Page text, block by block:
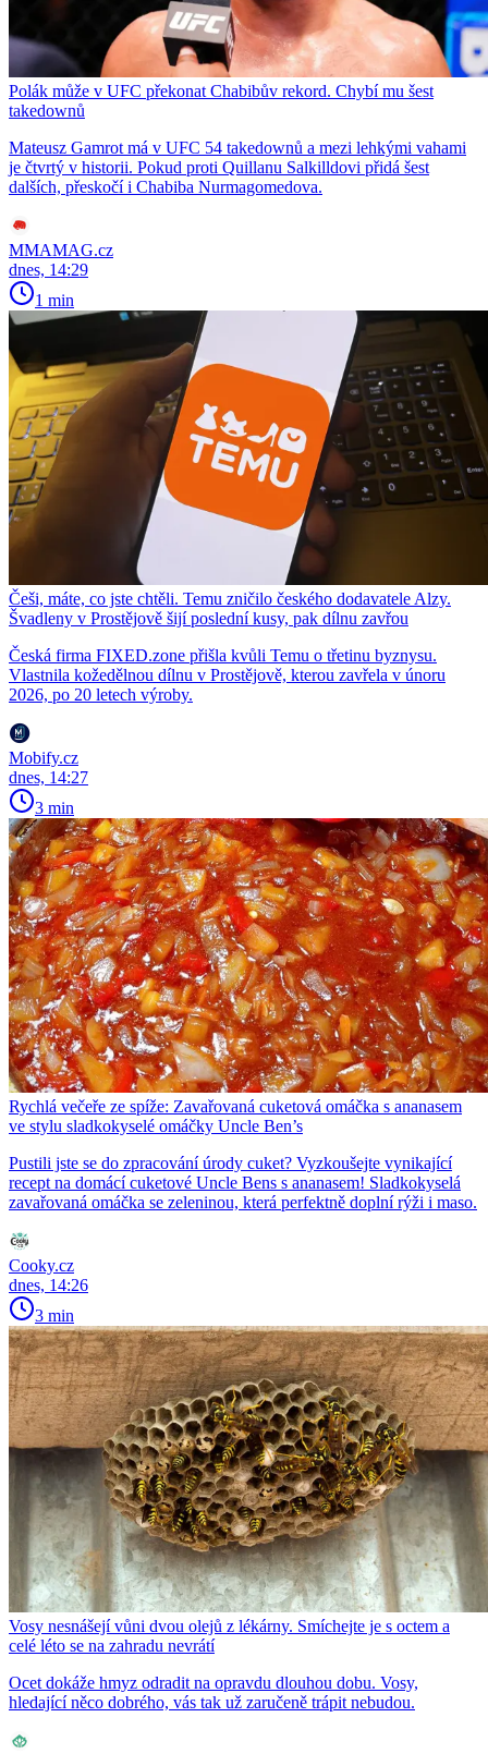
Polák může v UFC překonat Chabibův rekord. Chybí mu šest
takedownů
Mateusz Gamrot má v UFC 54 takedownů a mezi lehkými vahami
je čtvrtý v historii. Pokud proti Quillanu Salkilldovi přidá šest
dalších, přeskočí i Chabiba Nurmagomedova.
MMAMAG.cz
dnes, 14:29
1 min
Češi, máte, co jste chtěli. Temu zničilo českého dodavatele Alzy.
Švadleny v Prostějově šijí poslední kusy, pak dílnu zavřou
Česká firma FIXED.zone přišla kvůli Temu o třetinu byznysu.
Vlastnila kožedělnou dílnu v Prostějově, kterou zavřela v únoru
2026, po 20 letech výroby.
Mobify.cz
dnes, 14:27
3 min
Rychlá večeře ze spíže: Zavařovaná cuketová omáčka s ananasem
ve stylu sladkokyselé omáčky Uncle Ben’s
Pustili jste se do zpracování úrody cuket? Vyzkoušejte vynikající
recept na domácí cuketové Uncle Bens s ananasem! Sladkokyselá
zavařovaná omáčka se zeleninou, která perfektně doplní rýži i maso.
Cooky.cz
dnes, 14:26
3 min
Vosy nesnášejí vůni dvou olejů z lékárny. Smíchejte je s octem a
celé léto se na zahradu nevrátí
Ocet dokáže hmyz odradit na opravdu dlouhou dobu. Vosy,
hledající něco dobrého, vás tak už zaručeně trápit nebudou.